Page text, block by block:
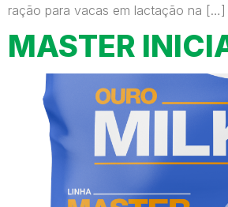
ração para vacas em lactação na […]
MASTER